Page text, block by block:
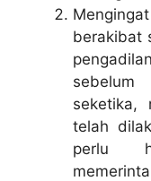
berakibat
sebelum
seketika,
telah
perlu